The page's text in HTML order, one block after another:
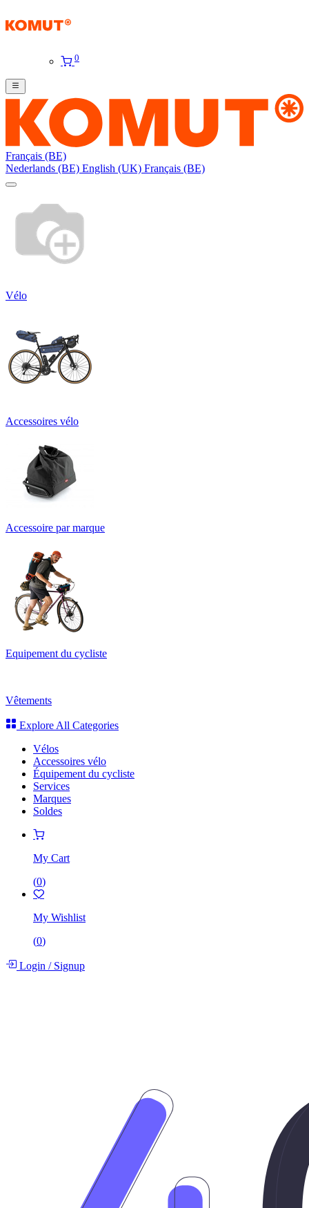
0
Français (BE)
Nederlands (BE) English (UK) Français (BE)
Vélo
Accessoires vélo
Accessoire par marque
Equipement du cycliste
Vêtements
Explore All Categories
Vélos
Accessoires vélo
Équipement du cycliste
Services
Marques
Soldes
My Cart
(0)
My Wishlist
(0)
Login /Signup